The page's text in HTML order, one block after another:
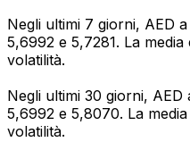
Negli ultimi 7 giorni, AED
5,6992 e 5,7281. La
volatilità.
Negli ultimi 30 giorni,
5,6992 e 5,8070. La
volatilità.